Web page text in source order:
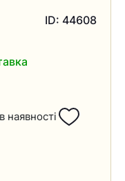
ID: 44608
наявності